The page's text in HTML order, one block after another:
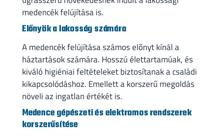
medencék felújítása is.
Előnyök a lakosság számára
A medencék felújítása számos előnyt kínál a
háztartások számára. Hosszú élettartamúak, és
kiváló higiéniai feltételeket biztosítanak a családi
kikapcsolódáshoz. Emellett a korszerű megoldás
növeli az ingatlan értékét is.
Medence gépészeti és elektromos rendszerek
korszerűsítése